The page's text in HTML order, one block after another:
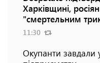
Харківщині,
"смертельним
11:30
Окупанти завдали